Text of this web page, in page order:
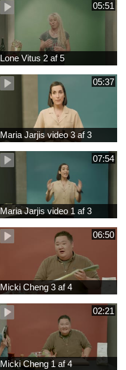
05:51
Lone Vitus 2 af 5
05:37
Maria Jarjis video 3 af 3
07:54
Maria Jarjis video 1 af 3
06:50
Micki Cheng 3 af 4
02:21
Micki Cheng 1 af 4